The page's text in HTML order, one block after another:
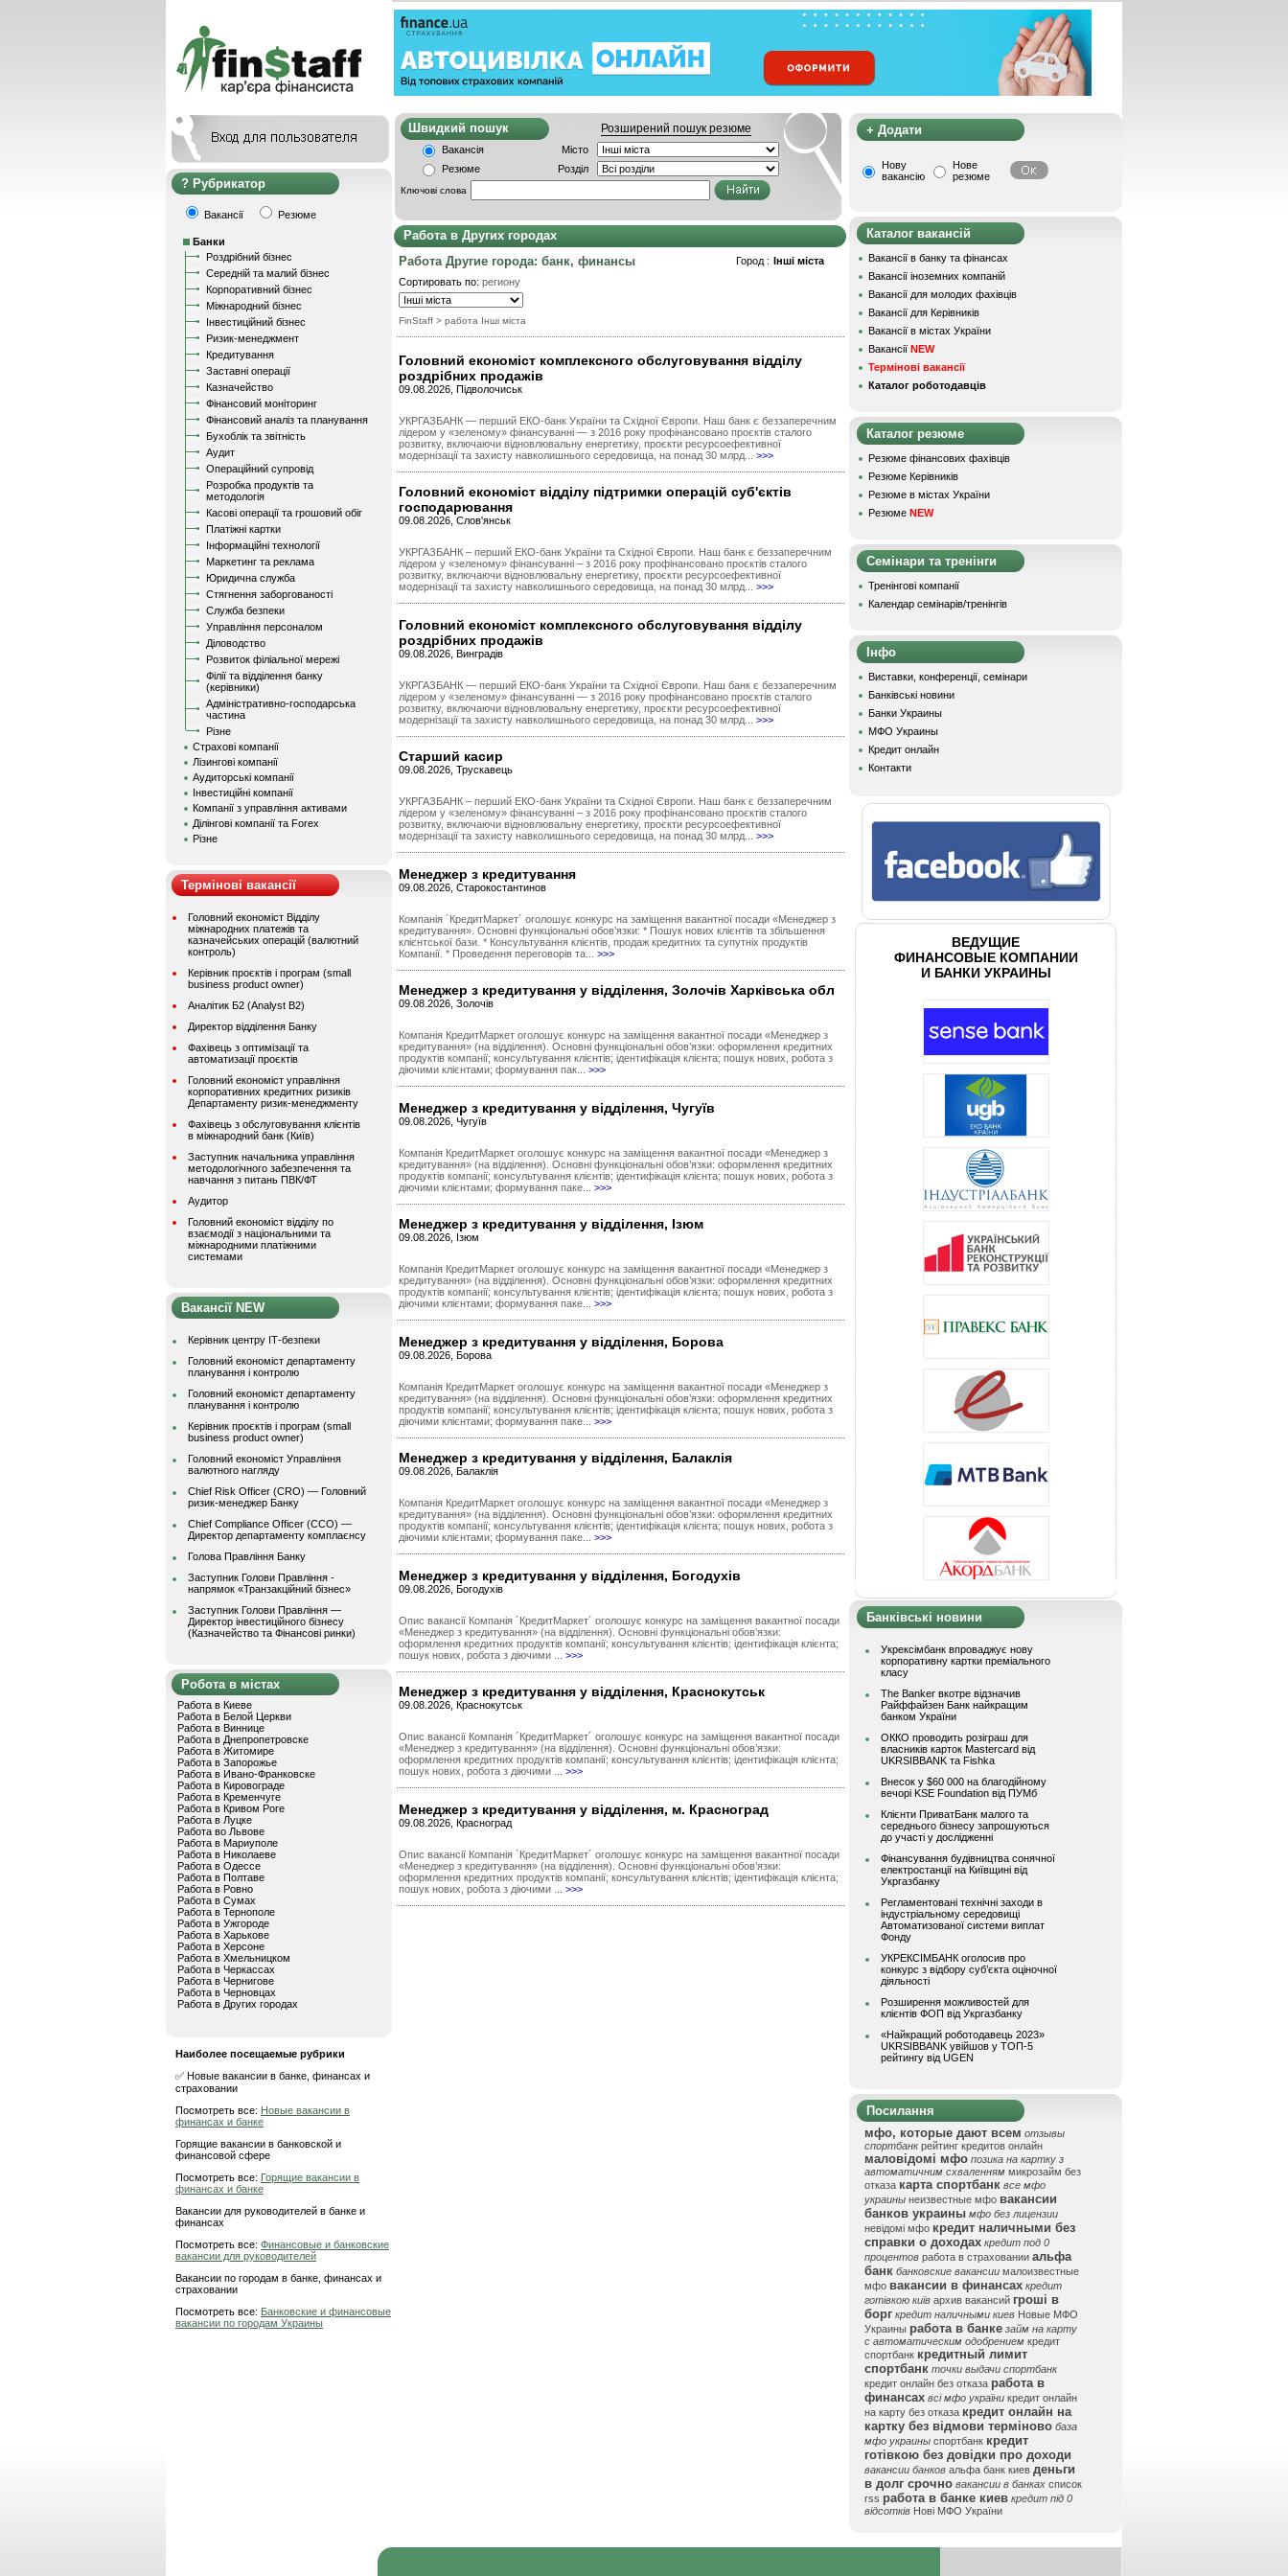
Рубрикатор
Вакансії Резюме
Банки
Роздрібний бізнес
Середній та малий бізнес
Корпоративний бізнес
Міжнародний бізнес
Інвестиційний бізнес
Ризик-менеджмент
Кредитування
Заставні операції
Казначейство
Фінансовий моніторинг
Фінансовий аналіз та планування
Бухоблік та звітність
Аудит
Операційний супровід
Розробка продуктів та
методологія
Касові операції та грошовий обіг
Платіжні картки
Інформаційні технології
Маркетинг та реклама
Юридична служба
Стягнення заборгованості
Служба безпеки
Управління персоналом
Діловодство
Розвиток філіальної мережі
Філії та відділення банку
(керівники)
Адміністративно-господарська
частина
Різне
Страхові компанії
Лізингові компанії
Аудиторські компанії
Інвестиційні компанії
Компанії з управління активами
Ділінгові компанії та Forex
Різне
Термінові вакансії
Головний економіст Відділу
міжнародних платежів та
казначейських операцій (валютний
контроль)
Керівник проєктів і програм (small
business product owner)
Аналітик Б2 (Analyst B2)
Директор відділення Банку
Фахівець з оптимізації та
автоматизації проєктів
Головний економіст управління
корпоративних кредитних ризиків
Департаменту ризик-менеджменту
Фахівець з обслуговування клієнтів
в міжнародний банк (Київ)
Заступник начальника управління
методологічного забезпечення та
навчання з питань ПВК/ФТ
Аудитор
Головний економіст відділу по
взаємодії з національними та
міжнародними платіжними
системами
Вакансії NEW
Керівник центру ІТ-безпеки
Головний економіст департаменту
планування і контролю
Головний економіст департаменту
планування і контролю
Керівник проєктів і програм (small
business product owner)
Головний економіст Управління
валютного нагляду
Chief Risk Officer (CRO) — Головний
ризик-менеджер Банку
Chief Compliance Officer (CCO) —
Директор департаменту комплаєнсу
Голова Правління Банку
Заступник Голови Правління -
напрямок «Транзакційний бізнес»
Заступник Голови Правління —
Директор інвестиційного бізнесу
(Казначейство та Фінансові ринки)
Робота в містах
Работа в Киеве
Работа в Белой Церкви
Работа в Виннице
Работа в Днепропетровске
Работа в Житомире
Работа в Запорожье
Работа в Ивано-Франковске
Работа в Кировограде
Работа в Кременчуге
Работа в Кривом Роге
Работа в Луцке
Работа во Львове
Работа в Мариуполе
Работа в Николаеве
Работа в Одессе
Работа в Полтаве
Работа в Ровно
Работа в Сумах
Работа в Тернополе
Работа в Ужгороде
Работа в Харькове
Работа в Херсоне
Работа в Хмельницком
Работа в Черкассах
Работа в Чернигове
Работа в Черновцах
Работа в Других городах
Наиболее посещаемые рубрики
✅ Новые вакансии в банке, финансах и
страховании
Посмотреть все: Новые вакансии в
финансах и банке
Горящие вакансии в банковской и
финансовой сфере
Посмотреть все: Горящие вакансии в
финансах и банке
Вакансии для руководителей в банке и
финансах
Посмотреть все: Финансовые и банковские
вакансии для руководителей
Вакансии по городам в банке, финансах и
страховании
Посмотреть все: Банковские и финансовые
вакансии по городам Украины
Швидкий пошук Розширений пошук резюме
Вакансія
Місто
Резюме
Розділ
Ключові слова
Работа в Других городах
Работа Другие города: банк, финансы
Сортировать по: региону
FinStaff > работа Інші міста
Город : Інші міста
Головний економіст комплексного обслуговування відділу
роздрібних продажів
09.08.2026, Підволочиськ
УКРГАЗБАНК — перший ЕКО-банк України та Східної Європи. Наш банк є беззаперечним
лідером у «зеленому» фінансуванні — з 2016 року профінансовано проєктів сталого
розвитку, включаючи відновлювальну енергетику, проєкти ресурсоефективної
модернізації та захисту навколишнього середовища, на понад 30 млрд... >>>
Головний економіст відділу підтримки операцій суб'єктів
господарювання
09.08.2026, Слов'янськ
УКРГАЗБАНК – перший ЕКО-банк України та Східної Європи. Наш банк є беззаперечним
лідером у «зеленому» фінансуванні – з 2016 року профінансовано проєктів сталого
розвитку, включаючи відновлювальну енергетику, проєкти ресурсоефективної
модернізації та захисту навколишнього середовища, на понад 30 млрд... >>>
Головний економіст комплексного обслуговування відділу
роздрібних продажів
09.08.2026, Винградів
УКРГАЗБАНК — перший ЕКО-банк України та Східної Європи. Наш банк є беззаперечним
лідером у «зеленому» фінансуванні — з 2016 року профінансовано проєктів сталого
розвитку, включаючи відновлювальну енергетику, проєкти ресурсоефективної
модернізації та захисту навколишнього середовища, на понад 30 млрд... >>>
Старший касир
09.08.2026, Трускавець
УКРГАЗБАНК – перший ЕКО-банк України та Східної Європи. Наш банк є беззаперечним
лідером у «зеленому» фінансуванні – з 2016 року профінансовано проєктів сталого
розвитку, включаючи відновлювальну енергетику, проєкти ресурсоефективної
модернізації та захисту навколишнього середовища, на понад 30 млрд... >>>
Менеджер з кредитування
09.08.2026, Старокостантинов
Компанія ´КредитМаркет´ оголошує конкурс на заміщення вакантної посади «Менеджер з
кредитування». Основні функціональні обов’язки: * Пошук нових клієнтів та збільшення
клієнтської бази. * Консультування клієнтів, продаж кредитних та супутніх продуктів
Компанії. * Проведення переговорів та... >>>
Менеджер з кредитування у відділення, Золочів Харківська обл
09.08.2026, Золочів
Компанія КредитМаркет оголошує конкурс на заміщення вакантної посади «Менеджер з
кредитування» (на відділення). Основні функціональні обов’язки: оформлення кредитних
продуктів компанії; консультування клієнтів; ідентифікація клієнта; пошук нових, робота з
діючими клієнтами; формування пак... >>>
Менеджер з кредитування у відділення, Чугуїв
09.08.2026, Чугуїв
Компанія КредитМаркет оголошує конкурс на заміщення вакантної посади «Менеджер з
кредитування» (на відділення). Основні функціональні обов’язки: оформлення кредитних
продуктів компанії; консультування клієнтів; ідентифікація клієнта; пошук нових, робота з
діючими клієнтами; формування паке... >>>
Менеджер з кредитування у відділення, Ізюм
09.08.2026, Ізюм
Компанія КредитМаркет оголошує конкурс на заміщення вакантної посади «Менеджер з
кредитування» (на відділення). Основні функціональні обов’язки: оформлення кредитних
продуктів компанії; консультування клієнтів; ідентифікація клієнта; пошук нових, робота з
діючими клієнтами; формування паке... >>>
Менеджер з кредитування у відділення, Борова
09.08.2026, Борова
Компанія КредитМаркет оголошує конкурс на заміщення вакантної посади «Менеджер з
кредитування» (на відділення). Основні функціональні обов’язки: оформлення кредитних
продуктів компанії; консультування клієнтів; ідентифікація клієнта; пошук нових, робота з
діючими клієнтами; формування паке... >>>
Менеджер з кредитування у відділення, Балаклія
09.08.2026, Балаклія
Компанія КредитМаркет оголошує конкурс на заміщення вакантної посади «Менеджер з
кредитування» (на відділення). Основні функціональні обов’язки: оформлення кредитних
продуктів компанії; консультування клієнтів; ідентифікація клієнта; пошук нових, робота з
діючими клієнтами; формування паке... >>>
Менеджер з кредитування у відділення, Богодухів
09.08.2026, Богодухів
Опис вакансії Компанія ´КредитМаркет´ оголошує конкурс на заміщення вакантної посади
«Менеджер з кредитування» (на відділення). Основні функціональні обов’язки:
оформлення кредитних продуктів компанії; консультування клієнтів; ідентифікація клієнта;
пошук нових, робота з діючими ... >>>
Менеджер з кредитування у відділення, Краснокутськ
09.08.2026, Краснокутськ
Опис вакансії Компанія ´КредитМаркет´ оголошує конкурс на заміщення вакантної посади
«Менеджер з кредитування» (на відділення). Основні функціональні обов’язки:
оформлення кредитних продуктів компанії; консультування клієнтів; ідентифікація клієнта;
пошук нових, робота з діючими ... >>>
Менеджер з кредитування у відділення, м. Красноград
09.08.2026, Красноград
Опис вакансії Компанія ´КредитМаркет´ оголошує конкурс на заміщення вакантної посади
«Менеджер з кредитування» (на відділення). Основні функціональні обов’язки:
оформлення кредитних продуктів компанії; консультування клієнтів; ідентифікація клієнта;
пошук нових, робота з діючими ... >>>
+ Додати
Нову
вакансію
Нове
резюме
Каталог вакансій
Вакансії в банку та фінансах
Вакансії іноземних компаній
Вакансії для молодих фахівців
Вакансії для Керівників
Вакансії в містах України
Вакансії NEW
Термінові вакансії
Каталог роботодавців
Каталог резюме
Резюме фінансових фахівців
Резюме Керівників
Резюме в містах України
Резюме NEW
Семінари та тренінги
Тренінгові компанії
Календар семінарів/тренінгів
Інфо
Виставки, конференції, семінари
Банківські новини
Банки Украины
МФО Украины
Кредит онлайн
Контакти
ВЕДУЩИЕ
ФИНАНСОВЫЕ КОМПАНИИ
И БАНКИ УКРАИНЫ
Банківські новини
Укрексімбанк впроваджує нову
корпоративну картки преміального
класу
The Banker вкотре відзначив
Райффайзен Банк найкращим
банком України
ОККО проводить розіграш для
власників карток Mastercard від
UKRSIBBANK та Fishka
Внесок у $60 000 на благодійному
вечорі KSE Foundation від ПУМб
Клієнти ПриватБанк малого та
середнього бізнесу запрошуються
до участі у дослідженні
Фінансування будівництва сонячної
електростанції на Київщині від
Укргазбанку
Регламентовані технічні заходи в
індустріальному середовищі
Автоматизованої системи виплат
Фонду
УКРЕКСІМБАНК оголосив про
конкурс з відбору суб’єкта оціночної
діяльності
Розширення можливостей для
клієнтів ФОП від Укргазбанку
«Найкращий роботодавець 2023»
UKRSIBBANK увійшов у ТОП-5
рейтингу від UGEN
Посилання
мфо, которые дают всем отзывы
спортбанк рейтинг кредитов онлайн
маловідомі мфо позика на картку з
автоматичним схваленням микрозайм без
отказа карта спортбанк все мфо
украины неизвестные мфо вакансии
банков украины мфо без лицензии
невідомі мфо кредит наличными без
справки о доходах кредит под 0
процентов работа в страховании альфа
банк банковские вакансии малоизвестные
мфо вакансии в финансах кредит
готівкою київ архив вакансий гроші в
борг кредит наличными киев Новые МФО
Украины работа в банке займ на карту
с автоматическим одобрением кредит
спортбанк кредитный лимит
спортбанк точки выдачи спортбанк
кредит онлайн без отказа работа в
финансах всі мфо україни кредит онлайн
на карту без отказа кредит онлайн на
картку без відмови терміново база
мфо украины спортбанк кредит
готівкою без довідки про доходи
вакансии банков альфа банк киев деньги
в долг срочно вакансии в банках список
rss работа в банке киев кредит під 0
відсотків Нові МФО України